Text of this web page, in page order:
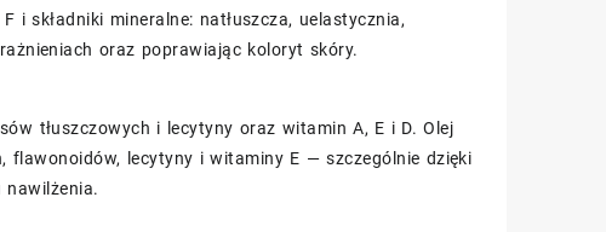
i składniki mineralne: natłuszcza, uelastycznia,
oraz poprawiając koloryt skóry.
tłuszczowych i lecytyny oraz witamin A, E i D. Olej
flawonoidów, lecytyny i witaminy E — szczególnie dzięki
nawilżenia.